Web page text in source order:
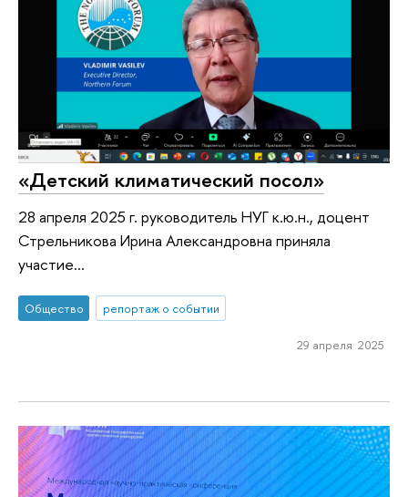
«Детский климатический посол»
28 апреля 2025 г. руководитель НУГ к.ю.н., доцент
Стрельникова Ирина Александровна приняла
участие...
Общество репортаж о событии
29 апреля 2025